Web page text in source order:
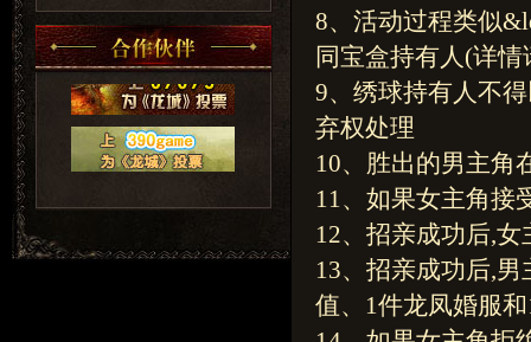
8、活动过程类似
同宝盒持有人(详
9、绣球持有人不
弃权处理
10、胜出的男主角
11、如果女主角接
12、招亲成功后,
13、招亲成功后,
值、1件龙凤婚服